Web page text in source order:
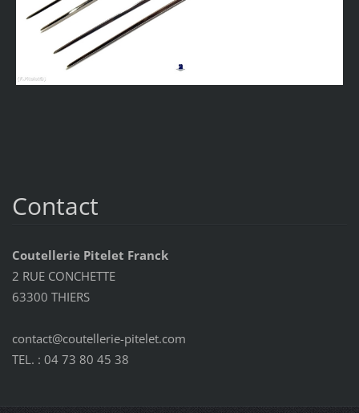
Contact
Coutellerie Pitelet Franck
2 RUE CONCHETTE
63300 THIERS
contact@coutellerie-pitelet.com
TEL. : 04 73 80 45 38